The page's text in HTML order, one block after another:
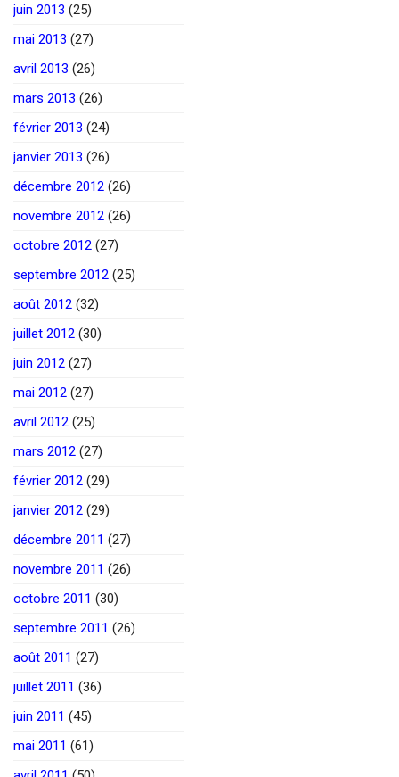
juin 2013 (25)
mai 2013 (27)
avril 2013 (26)
mars 2013 (26)
février 2013 (24)
janvier 2013 (26)
décembre 2012 (26)
novembre 2012 (26)
octobre 2012 (27)
septembre 2012 (25)
août 2012 (32)
juillet 2012 (30)
juin 2012 (27)
mai 2012 (27)
avril 2012 (25)
mars 2012 (27)
février 2012 (29)
janvier 2012 (29)
décembre 2011 (27)
novembre 2011 (26)
octobre 2011 (30)
septembre 2011 (26)
août 2011 (27)
juillet 2011 (36)
juin 2011 (45)
mai 2011 (61)